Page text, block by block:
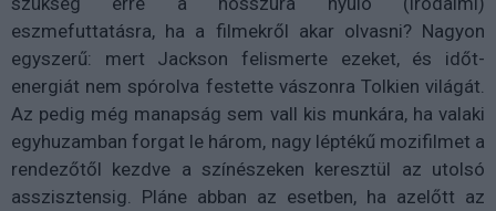
eszmefuttatásra, ha a filmekről akar olvasni? Nagyon
egyszerű: mert Jackson felismerte ezeket, és időt-
energiát nem spórolva festette vászonra Tolkien világát.
Az pedig még manapság sem vall kis munkára, ha valaki
egyhuzamban forgat le három, nagy léptékű mozifilmet a
rendezőtől kezdve a színészeken keresztül az utolsó
asszisztensig. Pláne abban az esetben, ha azelőtt az